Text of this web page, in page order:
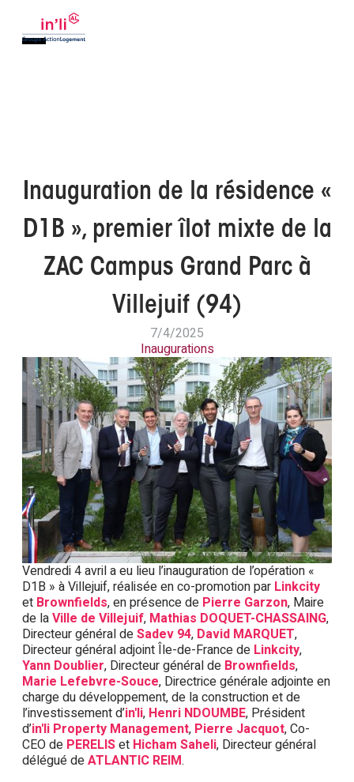
Inauguration de la résidence «
D1B », premier îlot mixte de la
ZAC Campus Grand Parc à
Villejuif (94)
7/4/2025
Inaugurations
Vendredi 4 avril a eu lieu l’inauguration de l’opération «
D1B » à Villejuif, réalisée en co-promotion par Linkcity
et Brownfields, en présence de Pierre Garzon, Maire
de laVille de Villejuif, Mathias DOQUET-CHASSAING,
Directeur général deSadev 94, David MARQUET,
Directeur général adjoint Île-de-France de Linkcity,
Yann Doublier, Directeur général de Brownfields,
Marie Lefebvre-Souce, Directrice générale adjointe en
charge du développement, de la construction et de
l’investissement d’in'li, Henri NDOUMBE, Président
d’in'li Property Management, Pierre Jacquot, Co-
CEO de PERELISet Hicham Saheli, Directeur général
délégué deATLANTIC REIM.